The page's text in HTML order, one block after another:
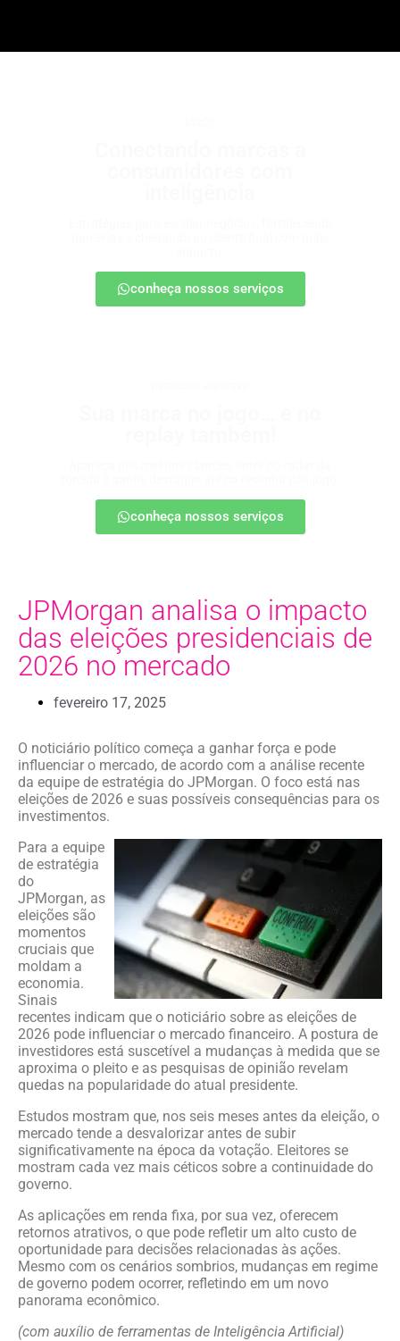
conheça nossos serviços
conheça nossos serviços
JPMorgan analisa o impacto
das eleições presidenciais de
2026 no mercado
fevereiro 17, 2025
O noticiário político começa a ganhar força e pode
influenciar o mercado, de acordo com a análise recente
da equipe de estratégia do JPMorgan. O foco está nas
eleições de 2026 e suas possíveis consequências para os
investimentos.
Para a equipe
de estratégia
do
JPMorgan, as
eleições são
momentos
cruciais que
moldam a
economia.
Sinais
recentes indicam que o noticiário sobre as eleições de
2026 pode influenciar o mercado financeiro. A postura de
investidores está suscetível a mudanças à medida que se
aproxima o pleito e as pesquisas de opinião revelam
quedas na popularidade do atual presidente.
Estudos mostram que, nos seis meses antes da eleição, o
mercado tende a desvalorizar antes de subir
significativamente na época da votação. Eleitores se
mostram cada vez mais céticos sobre a continuidade do
governo.
As aplicações em renda fixa, por sua vez, oferecem
retornos atrativos, o que pode refletir um alto custo de
oportunidade para decisões relacionadas às ações.
Mesmo com os cenários sombrios, mudanças em regime
de governo podem ocorrer, refletindo em um novo
panorama econômico.
(com auxílio de ferramentas de Inteligência Artificial)